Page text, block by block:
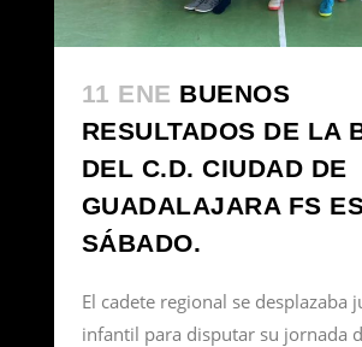
11 ENE BUENOS
RESULTADOS DE LA
DEL C.D. CIUDAD DE
GUADALAJARA FS
SÁBADO.
El cadete regional se desplazaba
infantil para disputar su jornada